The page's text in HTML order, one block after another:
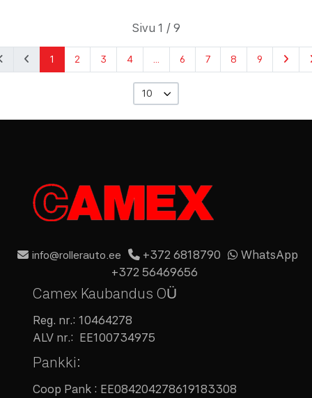
Sivu 1 / 9
1 2 3 4 6 7 8 9
10
info@rollerauto.ee +372 6818790
WhatsApp
+372 56469656
Camex Kaubandus OÜ
Reg. nr.: 10464278
ALV nr.: EE100734975
Pankki:
Coop Pank : EE084204278619183308